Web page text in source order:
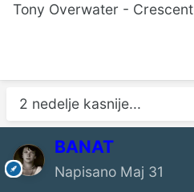
Tony Overwater - Crescent
2 nedelje kasnije...
BANAT
Napisano Maj 31